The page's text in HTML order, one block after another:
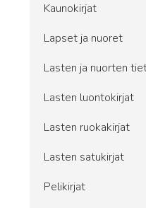
Kaunokirjat
Lapset ja nuoret
Lasten ja nuorten
Lasten luontokirjat
Lasten ruokakirjat
Lasten satukirjat
Pelikirjat